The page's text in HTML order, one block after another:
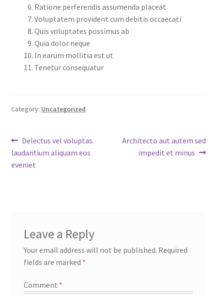
Ratione perferendis assumenda placeat
Voluptatem provident cum debitis occaecati
Quis voluptates possimus ab
Quia dolor neque
In earum mollitia est ut
Tenetur consequatur
Category: Uncategorized
Post
navigation
Previous
post:
Delectus vel voluptas
laudantium aliquam eos
eveniet
Next
Architecto aut autem sed
impedit et minus
Leave a Reply
Your email address will not be published. Required
fields are marked *
Comment *